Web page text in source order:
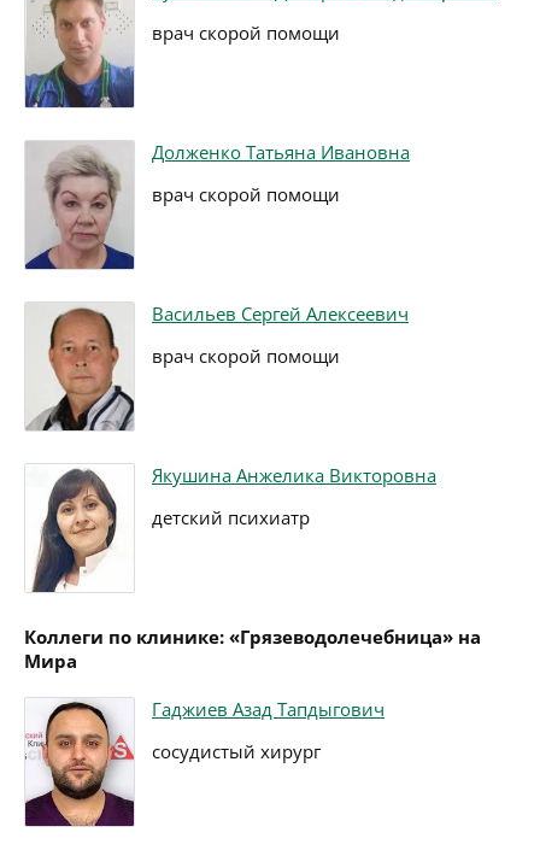
врач скорой помощи
Долженко Татьяна Ивановна
врач скорой помощи
Васильев Сергей Алексеевич
врач скорой помощи
Якушина Анжелика Викторовна
детский психиатр
Коллеги по клинике: «Грязеводолечебница» на
Мира
Гаджиев Азад Тапдыгович
сосудистый хирург